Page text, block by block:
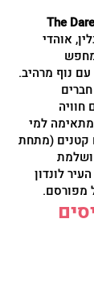
The
אוהדי
עם נוף מרהיב.
חוויה
למי
קטנים (מתחת
מושלמת
לונדון
מפורסם.